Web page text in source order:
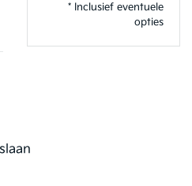
* Inclusief eventuele
opties